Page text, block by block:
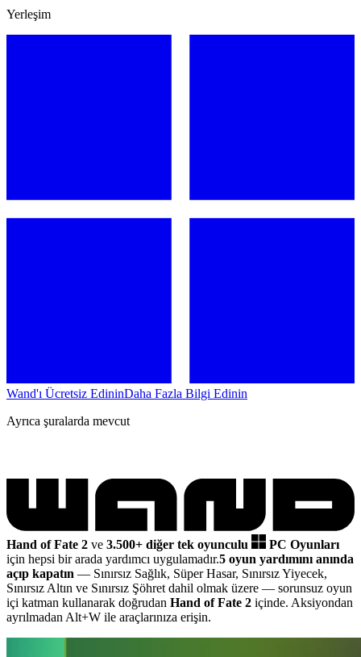
Yerleşim
Wand'ı Ücretsiz EdininDaha Fazla Bilgi Edinin
Ayrıca şuralarda mevcut
Hand of Fate 2 ve 3.500+ diğer tek oyunculu
PC Oyunları
için hepsi bir arada yardımcı uygulamadır.5 oyun yardımını anında
açıp kapatın — Sınırsız Sağlık, Süper Hasar, Sınırsız Yiyecek,
Sınırsız Altın ve Sınırsız Şöhret dahil olmak üzere — sorunsuz oyun
içi katman kullanarak doğrudan Hand of Fate 2 içinde. Aksiyondan
ayrılmadan Alt+W ile araçlarınıza erişin.